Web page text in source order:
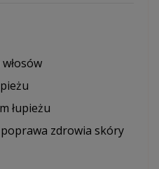
łupieżu
zdrowia skóry